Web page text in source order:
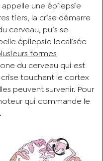
appelle une épilepsie
tiers, la crise démarre
cerveau, puis se
épilepsie localisée
formes
du cerveau qui est
touchant le cortex
peuvent survenir. Pour
qui commande le